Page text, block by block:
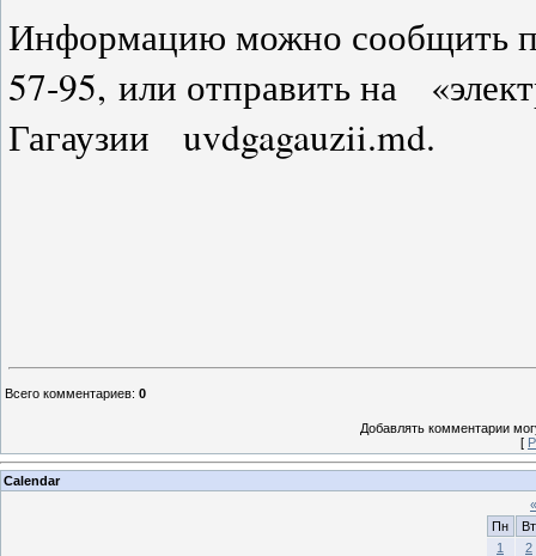
Информацию можно сообщить
57-95, или отправить на
Гагаузии uvdgagauzii.md.
Всего комментариев: 0
Добавлять комментарии
[
Calendar
«
Пн
Вт
1
2